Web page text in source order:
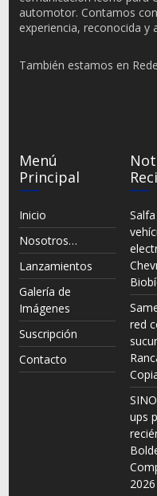
automotor. Contamos
experiencia, reconocida y
También estamos en
Menú
Principal
Inicio
Nosotros…
Lanzamientos
Galería de
Imágenes
Suscripción
Contacto
red
ups
2026